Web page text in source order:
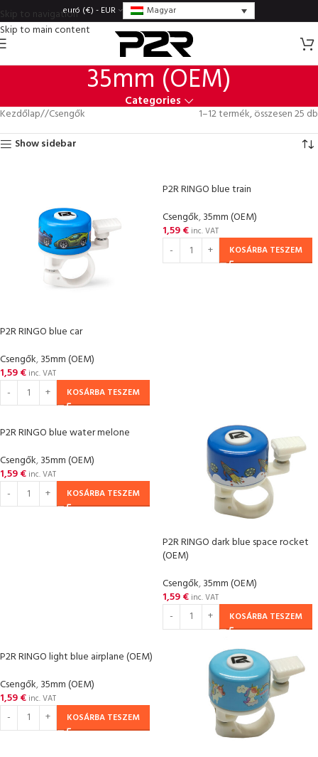
Skip to navigation
Skip to main content
euró (€) - EUR Magyar
35mm (OEM)
Categories
Kezdőlap/ Csengők
1–12 termék, összesen 25 db
Show sidebar
P2R RINGO blue car
Csengők,35mm (OEM)
1,59€ inc. VAT
KOSÁRBA TESZEM
P2R RINGO blue train
Csengők,35mm (OEM)
1,59€ inc. VAT
KOSÁRBA TESZEM
P2R RINGO blue water melone
Csengők,35mm (OEM)
1,59€ inc. VAT
KOSÁRBA TESZEM
P2R RINGO dark blue space rocket
(OEM)
Csengők,35mm (OEM)
1,59€ inc. VAT
KOSÁRBA TESZEM
P2R RINGO light blue airplane (OEM)
Csengők,35mm (OEM)
1,59€ inc. VAT
KOSÁRBA TESZEM